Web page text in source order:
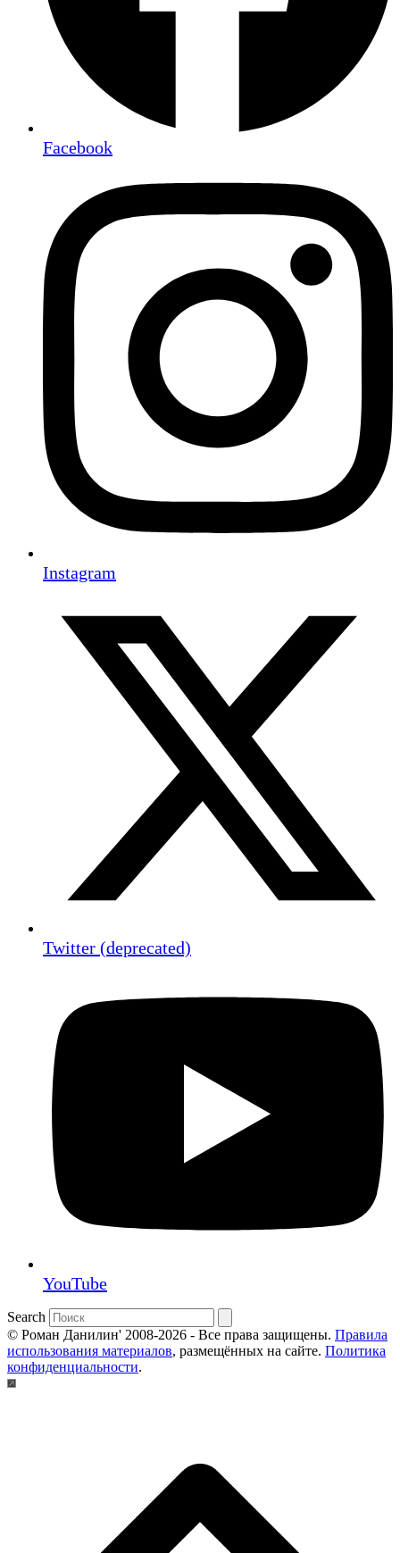
Facebook
Instagram
Twitter (deprecated)
YouTube
Search
© Роман Данилин' 2008-2026 - Все права защищены. Правила
использования материалов, размещённых на сайте. Политика
конфиденциальности.